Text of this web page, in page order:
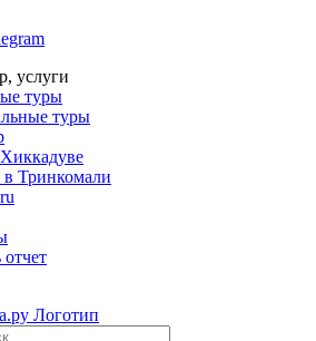
услуги
туры
туры
Тринкомали